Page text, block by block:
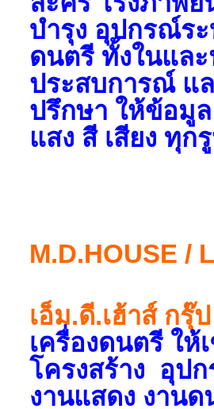
บำรุง อุปกรณ์ระ
ดนตรี ทั้งในแล
ประสบการณ์ แ
ปรึกษา ให้ข้อมู
แสง สี เสียง ทุก
M.D.HOUSE /
เอ็ม.ดี.เฮ้าส์ กรุ๊ป
เครื่องดนตรี ให้
โครงสร้าง อุป
งานแสดง งานด